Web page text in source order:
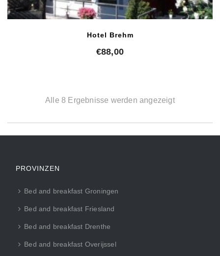
Hotel Brehm
€88,00
Alle 8 Ergebnisse werden angezeigt
PROVINZEN
Bed and breakfast Groningen
Bed and breakfast Friesland
Bed and breakfast Drenthe
Bed and breakfast Overijssel